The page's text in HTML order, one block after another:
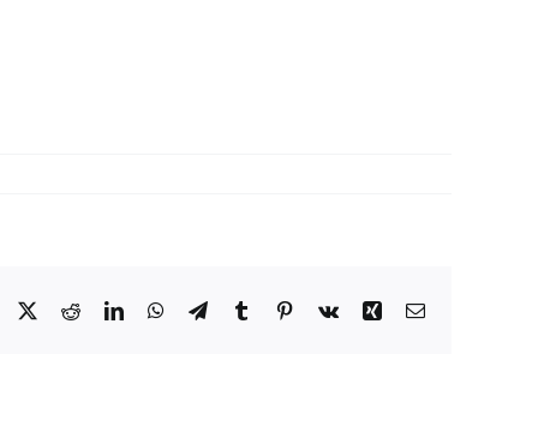
X RedditLinkedInWhatsApp
TelegramTumblrPinterest
Vk Xing Email